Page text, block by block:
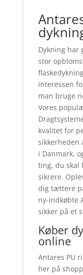
Dykning har
stor
interessen
man bruge
Vores
kvalitet for
sikkerheden
i Danmark,
ting, du skal
sikrere.
dig tættere
ny-indkøbte
sikker på et
Køber
online
Antares PU
her på